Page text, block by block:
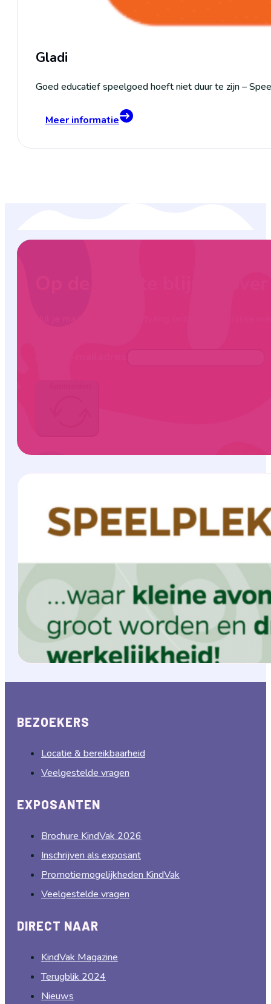
Gladi
Goed educatief speelgoed hoeft niet duur te zijn –
Meer informatie
BEZOEKERS
Locatie & bereikbaarheid
Veelgestelde vragen
EXPOSANTEN
Brochure KindVak 2026
Inschrijven als exposant
Promotiemogelijkheden KindVak
Veelgestelde vragen
DIRECT NAAR
KindVak Magazine
Terugblik 2024
Nieuws